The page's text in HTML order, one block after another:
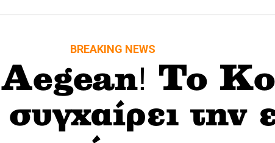
BREAKING NEWS
Το
την